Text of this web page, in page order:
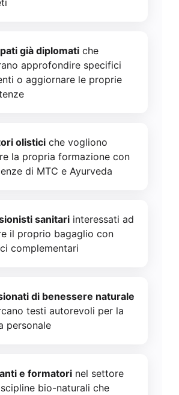
già diplomati che
approfondire specifici
o aggiornare le proprie
olistici che vogliono
la propria formazione con
di MTC e Ayurveda
sanitari interessati ad
il proprio bagaglio con
complementari
di benessere naturale
testi autorevoli per la
personale
e formatori nel settore
bio-naturali che